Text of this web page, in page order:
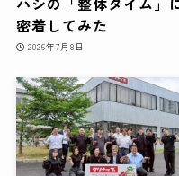
密着してみた
2026年7月8日